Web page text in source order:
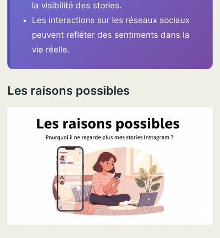
la visibilité des stories.
Les interactions sur les réseaux sociaux
peuvent refléter des sentiments dans la
vie réelle.
Les raisons possibles